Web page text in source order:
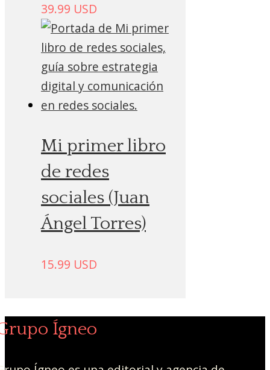
39.99 USD
Mi primer libro
de redes
sociales (Juan
Ángel Torres)
15.99 USD
Ígneo